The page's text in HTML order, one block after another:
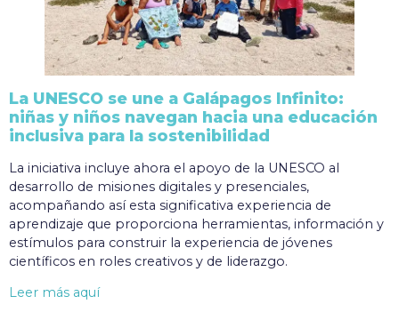
La UNESCO se une a Galápagos Infinito:
niñas y niños navegan hacia una educación
inclusiva para la sostenibilidad
La iniciativa incluye ahora el apoyo de la UNESCO al
desarrollo de misiones digitales y presenciales,
acompañando así esta significativa experiencia de
aprendizaje que proporciona herramientas, información y
estímulos para construir la experiencia de jóvenes
científicos en roles creativos y de liderazgo.
Leer más aquí